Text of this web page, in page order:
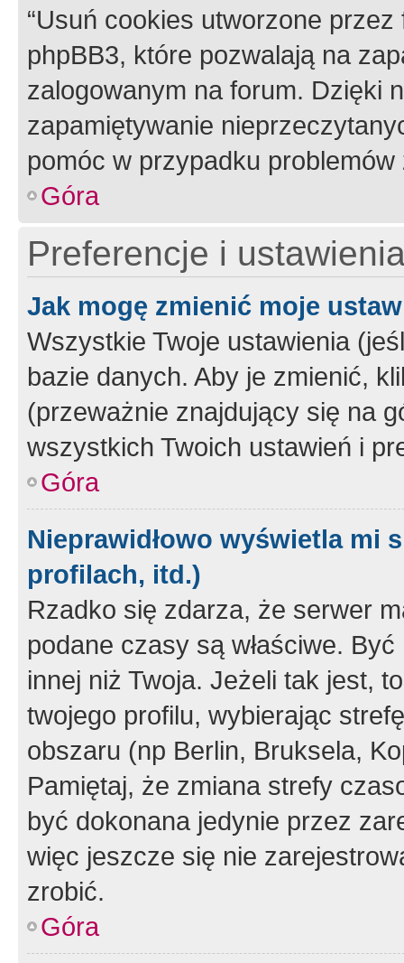
“Usuń cookies utworzone
phpBB3, które pozwalają na
zalogowanym na forum. Dzięki
zapamiętywanie
pomóc w przypadku
Góra
Preferencje i
Jak mogę zmienić moje
Wszystkie Twoje ustawienia
bazie danych. Aby je zmienić,
(przeważnie znajdujący się na
wszystkich Twoich ustawień i
Góra
Nieprawidłowo wyświetla mi
profilach, itd.)
Rzadko się zdarza, że serwer
podane czasy są właściwe.
innej niż Twoja. Jeżeli tak jest,
twojego profilu, wybierając
obszaru (np Berlin, Bruksela,
Pamiętaj, że zmiana strefy
być dokonana jedynie przez
więc jeszcze się nie
zrobić.
Góra